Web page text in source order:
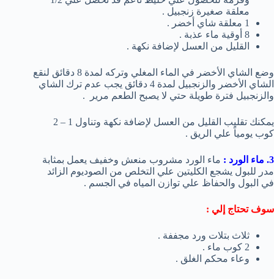
معلقة صغيرة زنجبيل .
1 معلقة شاي أخضر .
8 أوقية ماء عذبة .
القليل من العسل لإضافة نكهة .
وضع الشاي الأخضر في الماء المغلي وتركه لمدة 8 دقائق لنقع
الشاي الأخضر والزنجبيل لمدة 4 دقائق يجب عدم ترك الشاي
والزنجبيل فترة طويلة حتي لا يصبح الطعم مرير .
يمكنك تقليب القليل من العسل لإضافة نكهة وتناول 1 – 2
كوب يومياً علي الريق .
3. ماء الورد : ماء الورد مشروب منعش وخفيف يعمل بمثابة
مدر للبول يشجع الكليتين علي التخلص من الصوديوم الزائد
في البول والحفاظ علي توازن المياه في الجسم .
سوف تحتاج إلي :
ثلاث بتلات ورد مجففة .
2 كوب ماء .
وعاء محكم الغلق .